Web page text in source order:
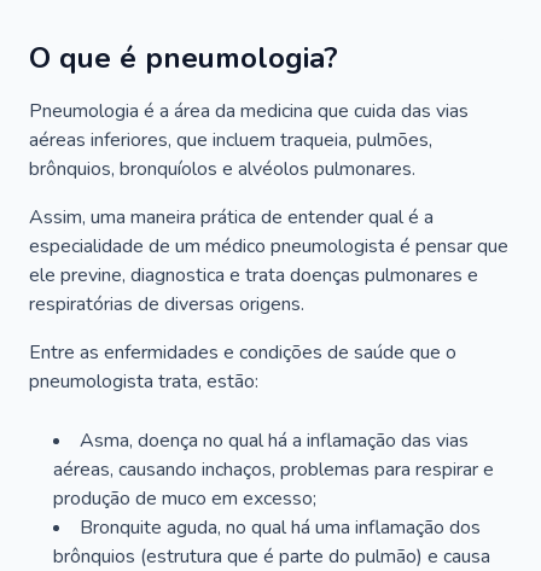
O que é pneumologia?
Pneumologia é a área da medicina que cuida das vias
aéreas inferiores, que incluem traqueia, pulmões,
brônquios, bronquíolos e alvéolos pulmonares.
Assim, uma maneira prática de entender qual é a
especialidade de um médico pneumologista é pensar que
ele previne, diagnostica e trata doenças pulmonares e
respiratórias de diversas origens.
Entre as enfermidades e condições de saúde que o
pneumologista trata, estão:
Asma, doença no qual há a inflamação das vias
aéreas, causando inchaços, problemas para respirar e
produção de muco em excesso;
Bronquite aguda, no qual há uma inflamação dos
brônquios (estrutura que é parte do pulmão) e causa